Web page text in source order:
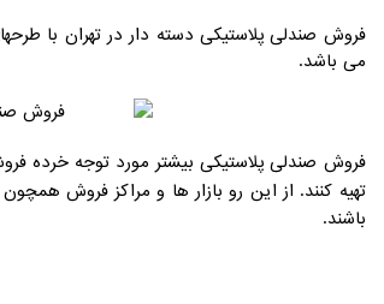
فروش صندلی پلاستیکی دسته دار در تهران با
می باشد.
فروش صندلی پلاستیکی بیشتر مورد توجه خرده
تهیه کنند. از این رو بازار ها و مراکز فروش همچون
باشند.